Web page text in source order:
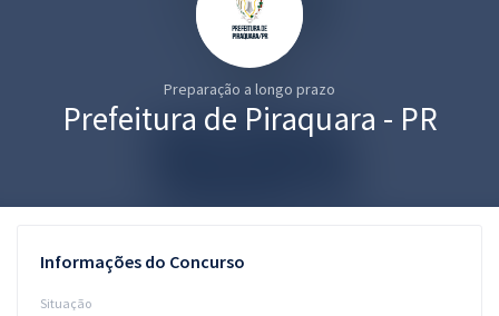
Graduação
Questões grátis
Preparação a longo prazo
Prefeitura de Piraquara - PR
Informações do Concurso
Situação